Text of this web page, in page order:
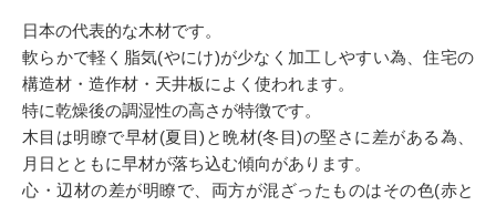
日本の代表的な木材です。
軟らかで軽く脂気(やにけ)が少なく加工しやすい為、住宅の
構造材・造作材・天井板によく使われます。
特に乾燥後の調湿性の高さが特徴です。
木目は明瞭で早材(夏目)と晩材(冬目)の堅さに差がある為、
月日とともに早材が落ち込む傾向があります。
心・辺材の差が明瞭で、両方が混ざったものはその色(赤と